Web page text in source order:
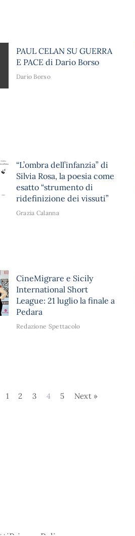
PAUL CELAN SU GUERRA
E PACE di Dario Borso
Dario Borso
“L’ombra dell’infanzia” di
Silvia Rosa, la poesia come
esatto “strumento di
ridefinizione dei vissuti”
Grazia Calanna
CineMigrare e Sicily
International Short
League: 21 luglio la finale a
Pedara
Redazione Spettacolo
1 2 3 4 5 Next »